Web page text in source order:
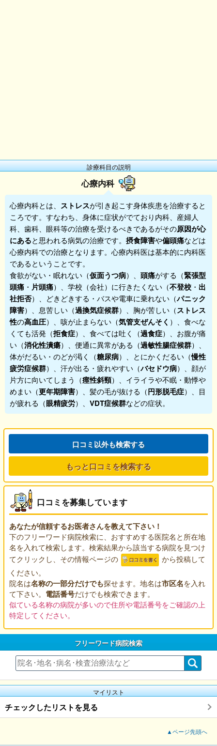
診療科目の説明
心療内科
心療内科とは、 ストレスが引き起こす身体疾患を治療すると
ころです。すなわち、身体に症状がでており内科、産婦人
科、歯科、眼科等の治療を受けるべきであるがその原因が心
にあると思われる病気の治療です。 摂食障害や偏頭痛などは
心療内科での治療となります。心療内科医は基本的に内科医
であるということです。
食欲がない・眠れない（仮面うつ病）、 頭痛がする（緊張型
頭痛 ・ 片頭痛）、学校（会社）に行きたくない（不登校 ・ 出
社拒否）、どきどきする・バスや電車に乗れない（パニック
障害）、息苦しい（過換気症候群）、胸が苦しい（ストレス
性の高血圧）、咳が止まらない（気管支ぜんそく ）、食べな
くても活発（拒食症）、食べては吐く（過食症）、お腹が痛
い（消化性潰瘍）、便通に異常がある（過敏性腸症候群）、
体がだるい・のどが渇く（糖尿病）、とにかくだるい（慢性
疲労症候群）、汗が出る・疲れやすい（バセドウ病）、顔が
片方に向いてしまう（痙性斜頸）、イライラや不眠・動悸や
めまい（更年期障害）、髪の毛が抜ける（円形脱毛症）、目
が疲れる（眼精疲労）、 VDT症候群などの症状。
口コミ以外も検索する
もっと口コミを検索する
口コミを募集しています
あなたが信頼するお医者さんを教えて下さい！
下のフリーワード病院検索に、おすすめする医院名と所在地
名を入れて検索します。検索結果から該当する病院を見つけ
てクリックし、その情報ページの
から投稿して
ください。
院名は名称の一部分だけでも探せます。地名は市区名を入れ
て下さい。 電話番号だけでも検索できます。
似ている名称の病院が多いので住所や電話番号をご確認の上
特定してください。
フリーワード病院検索
マイリスト
チェックしたリストを見る
▲ページ先頭へ